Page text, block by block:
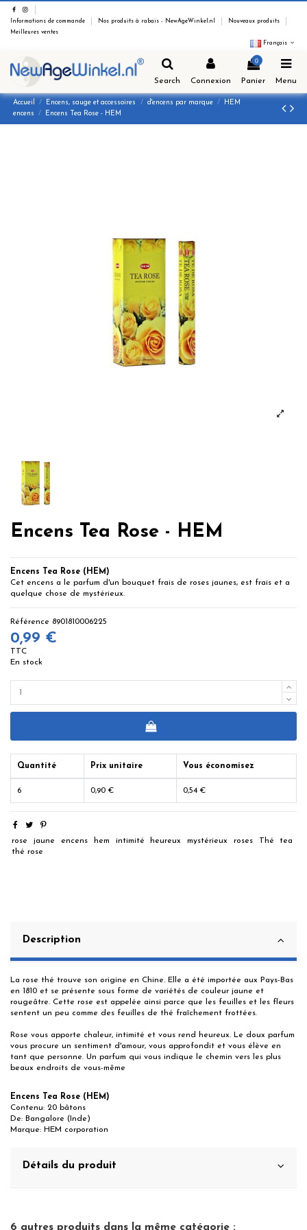
Informations de commande Nos produits à rabais - NewAgeWinkel.nl
Nouveaux produits
Meilleures ventes
Français
Search Connexion
0
Panier Menu
Accueil Encens, sauge et accessoires d'encens par marque
HEM
encens
Encens Tea Rose - HEM
Encens Tea Rose - HEM
Encens Tea Rose (HEM)
Cet encens a le parfum d'un bouquet frais de roses jaunes, est frais et a
quelque chose de mystérieux.
Référence 8901810006225
0,99 €
TTC
En stock
Quantité Prix unitaire Vous économisez
6 0,90 € 0,54 €
rose jaune encens hem intimité heureux mystérieux roses Thé
tea
thé rose
Description
La rose thé trouve son origine en Chine. Elle a été importée aux Pays-Bas
en 1810 et se présente sous forme de variétés de couleur jaune et
rougeâtre. Cette rose est appelée ainsi parce que les feuilles et les fleurs
sentent un peu comme des feuilles de thé fraîchement frottées.
Rose vous apporte chaleur, intimité et vous rend heureux. Le doux parfum
vous procure un sentiment d'amour, vous approfondit et vous élève en
tant que personne. Un parfum qui vous indique le chemin vers les plus
beaux endroits de vous-même
Encens Tea Rose (HEM)
Contenu: 20 bâtons
De: Bangalore (Inde)
Marque: HEM corporation
Détails du produit
6 autres produits dans la même catégorie :